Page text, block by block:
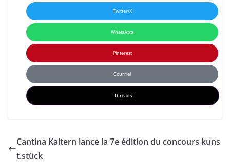
Twitter/X
WhatsApp
Pinterest
Courriel
Threads
Cantina Kaltern lance la 7e édition du concours kuns
t.stück